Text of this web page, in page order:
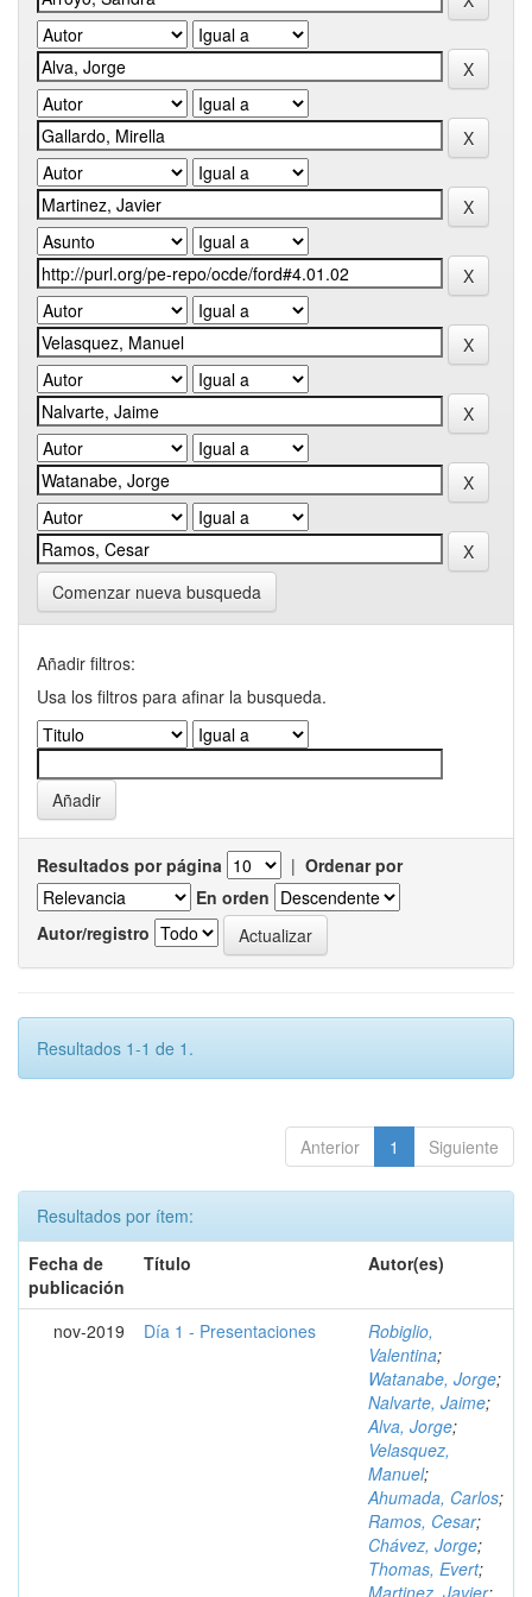
Comenzar nueva busqueda
Añadir filtros:
Usa los filtros para afinar la busqueda.
Resultados por página | Ordenar por
En orden
Autor/registro
Resultados 1-1 de 1.
Anterior 1 Siguiente
Resultados por ítem:
Fecha de
publicación
Título Autor(es)
nov-2019 Día 1 - Presentaciones
Robiglio,
Valentina;
Watanabe, Jorge;
Nalvarte, Jaime;
Alva, Jorge;
Velasquez,
Manuel;
Ahumada, Carlos;
Ramos, Cesar;
Chávez, Jorge;
Thomas, Evert;
Martinez, Javier;